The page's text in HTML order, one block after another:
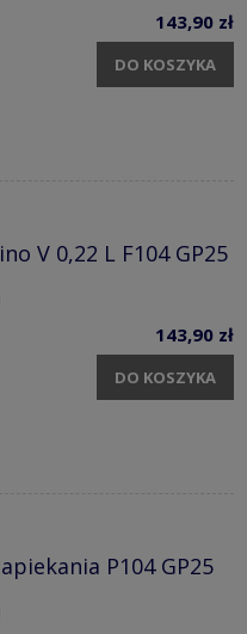
143,90 zł
DO KOSZYKA
V 0,22 L F104 GP25
143,90 zł
DO KOSZYKA
P104 GP25